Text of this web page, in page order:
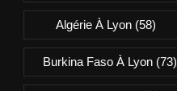
Algérie À Lyon (58)
Burkina Faso À Lyon (73)